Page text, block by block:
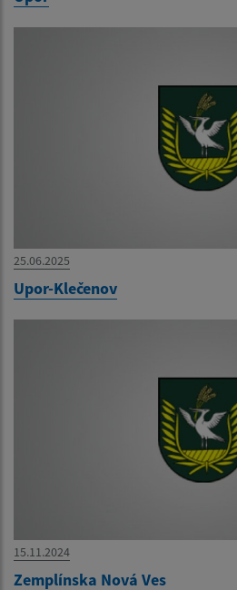
25.06.2025
Upor-Klečenov
15.11.2024
Zemplínska Nová Ves